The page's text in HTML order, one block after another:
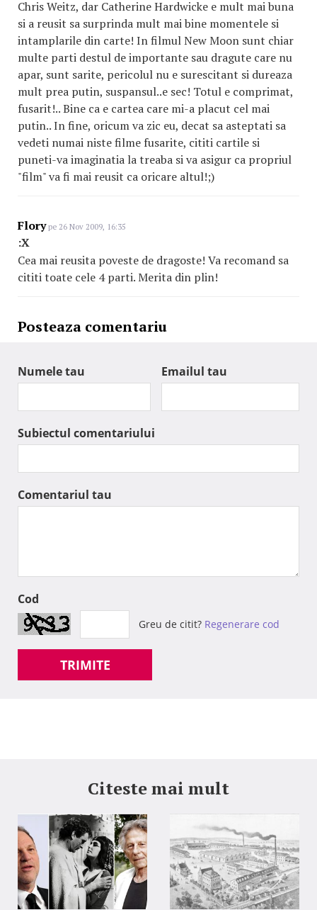
Chris Weitz, dar Catherine Hardwicke e mult mai buna
si a reusit sa surprinda mult mai bine momentele si
intamplarile din carte! In filmul New Moon sunt chiar
multe parti destul de importante sau dragute care nu
apar, sunt sarite, pericolul nu e surescitant si dureaza
mult prea putin, suspansul..e sec! Totul e comprimat,
fusarit!.. Bine ca e cartea care mi-a placut cel mai
putin.. In fine, oricum va zic eu, decat sa asteptati sa
vedeti numai niste filme fusarite, cititi cartile si
puneti-va imaginatia la treaba si va asigur ca propriul
"film" va fi mai reusit ca oricare altul!;)
Florype 26 Nov 2009, 16:35
:X
Cea mai reusita poveste de dragoste! Va recomand sa
cititi toate cele 4 parti. Merita din plin!
Posteaza comentariu
Numele tau Emailul tau
Subiectul comentariului
Comentariul tau
Cod
Greu de citit? Regenerare cod
TRIMITE
Citeste mai mult